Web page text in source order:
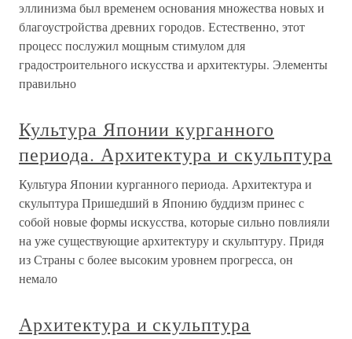
эллинизма был временем основания множества новых и
благоустройства древних городов. Естественно, этот
процесс послужил мощным стимулом для
градостроительного искусства и архитектуры. Элементы
правильно
Культура Японии курганного
периода. Архитектура и скульптура
Культура Японии курганного периода. Архитектура и
скульптура Пришедший в Японию буддизм принес с
собой новые формы искусства, которые сильно повлияли
на уже существующие архитектуру и скульптуру. Придя
из Страны с более высоким уровнем прогресса, он
немало
Архитектура и скульптура